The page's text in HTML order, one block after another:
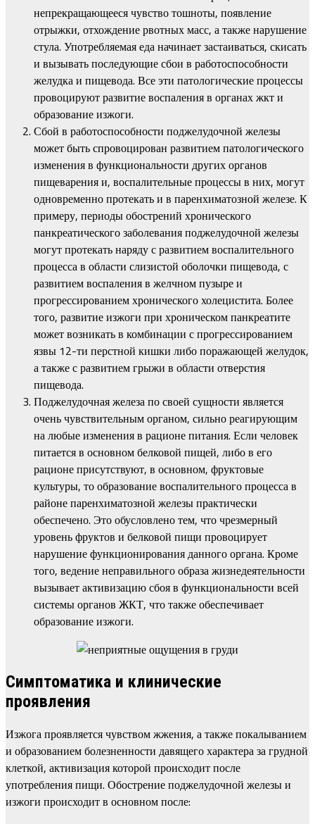
непрекращающееся чувство тошноты, появление
отрыжки, отхождение рвотных масс, а также нарушение
стула. Употребляемая еда начинает застаиваться, скисать
и вызывать последующие сбои в работоспособности
желудка и пищевода. Все эти патологические процессы
провоцируют развитие воспаления в органах жкт и
образование изжоги.
Сбой в работоспособности поджелудочной железы
может быть спровоцирован развитием патологического
изменения в функциональности других органов
пищеварения и, воспалительные процессы в них, могут
одновременно протекать и в паренхиматозной железе. К
примеру, периоды обострений хронического
панкреатического заболевания поджелудочной железы
могут протекать наряду с развитием воспалительного
процесса в области слизистой оболочки пищевода, с
развитием воспаления в желчном пузыре и
прогрессированием хронического холецистита. Более
того, развитие изжоги при хроническом панкреатите
может возникать в комбинации с прогрессированием
язвы 12-ти перстной кишки либо поражающей желудок,
а также с развитием грыжи в области отверстия
пищевода.
Поджелудочная железа по своей сущности является
очень чувствительным органом, сильно реагирующим
на любые изменения в рационе питания. Если человек
питается в основном белковой пищей, либо в его
рационе присутствуют, в основном, фруктовые
культуры, то образование воспалительного процесса в
районе паренхиматозной железы практически
обеспечено. Это обусловлено тем, что чрезмерный
уровень фруктов и белковой пищи провоцирует
нарушение функционирования данного органа. Кроме
того, ведение неправильного образа жизнедеятельности
вызывает активизацию сбоя в функциональности всей
системы органов ЖКТ, что также обеспечивает
образование изжоги.
Симптоматика и клинические
проявления
Изжога проявляется чувством жжения, а также покалыванием
и образованием болезненности давящего характера за грудной
клеткой, активизация которой происходит после
употребления пищи. Обострение поджелудочной железы и
изжоги происходит в основном после: